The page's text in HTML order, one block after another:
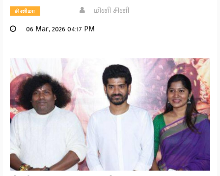
சினிமா
மினி சினி
06 Mar, 2026 04:17 PM